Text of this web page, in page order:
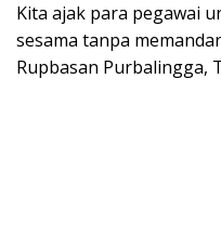
Kita ajak para pegawai
sesama tanpa
Rupbasan Purbalingga,